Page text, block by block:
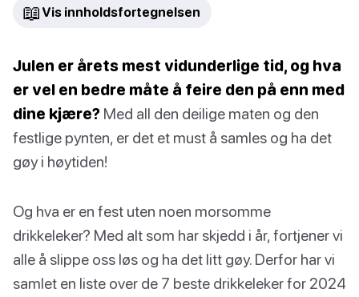
📖 Vis innholdsfortegnelsen
Julen er årets mest vidunderlige tid, og hva
er vel en bedre måte å feire den på enn med
dine kjære? Med all den deilige maten og den
festlige pynten, er det et must å samles og ha det
gøy i høytiden!
Og hva er en fest uten noen morsomme
drikkeleker? Med alt som har skjedd i år, fortjener vi
alle å slippe oss løs og ha det litt gøy. Derfor har vi
samlet en liste over de 7 beste drikkeleker for 2024